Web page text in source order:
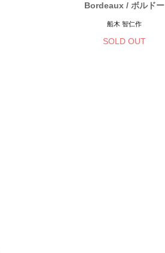
Bordeaux / ボルドー
船木 智仁作
SOLD OUT